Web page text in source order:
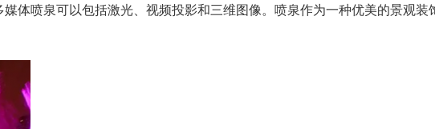
体喷泉可以包括激光、视频投影和三维图像。喷泉作为一种优美的景观装